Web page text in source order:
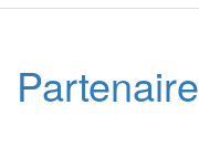
Partenaire